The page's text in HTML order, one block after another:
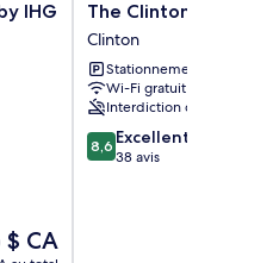
IHG
$ CA
The
Clinton
Inn
Clinton
The Clinton Inn
Clinton
Stationnement gratuit
Wi-Fi gratuit
Interdiction de fumer
8.6
sur
8,6 Excellent
38 avis